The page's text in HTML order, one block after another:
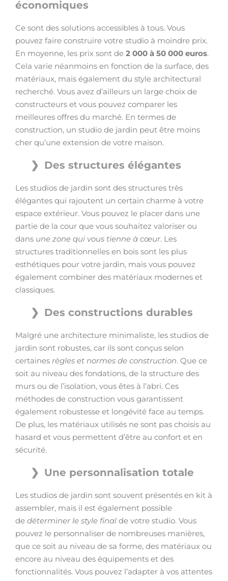
économiques
Ce sont des solutions accessibles à tous. Vous
pouvez faire construire votre studio à moindre prix.
En moyenne, les prix sont de 2 000 à 50 000 euros.
Cela varie néanmoins en fonction de la surface, des
matériaux, mais également du style architectural
recherché. Vous avez d’ailleurs un large choix de
constructeurs et vous pouvez comparer les
meilleures offres du marché. En termes de
construction, un studio de jardin peut être moins
cher qu’une extension de votre maison.
Des structures élégantes
Les studios de jardin sont des structures très
élégantes qui rajoutent un certain charme à votre
espace extérieur. Vous pouvez le placer dans une
partie de la cour que vous souhaitez valoriser ou
dans une zone qui vous tienne à cœur. Les
structures traditionnelles en bois sont les plus
esthétiques pour votre jardin, mais vous pouvez
également combiner des matériaux modernes et
classiques.
Des constructions durables
Malgré une architecture minimaliste, les studios de
jardin sont robustes, car ils sont conçus selon
certaines règles et normes de construction. Que ce
soit au niveau des fondations, de la structure des
murs ou de l’isolation, vous êtes à l’abri. Ces
méthodes de construction vous garantissent
également robustesse et longévité face au temps.
De plus, les matériaux utilisés ne sont pas choisis au
hasard et vous permettent d’être au confort et en
sécurité.
Une personnalisation totale
Les studios de jardin sont souvent présentés en kit à
assembler, mais il est également possible
de déterminer le style final de votre studio. Vous
pouvez le personnaliser de nombreuses manières,
que ce soit au niveau de sa forme, des matériaux ou
encore au niveau des équipements et des
fonctionnalités. Vous pouvez l’adapter à vos attentes